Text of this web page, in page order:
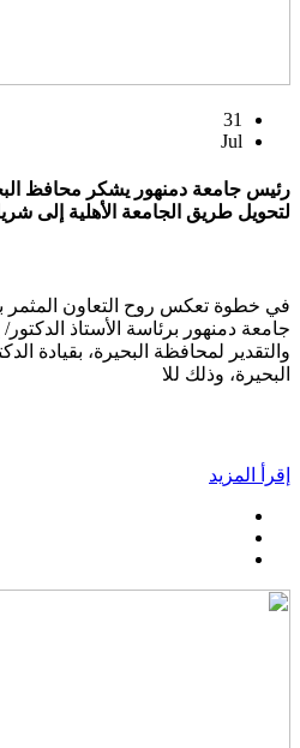
31
Jul
رئيس جامعة دمنهور يشكر محافظ
لتحويل طريق الجامعة الأهلية إلى
في خطوة تعكس روح التعاون
جامعة دمنهور برئاسة الأستاذ
والتقدير لمحافظة البحيرة، بقيادة
البحيرة، وذلك للا
إقرأ المزيد